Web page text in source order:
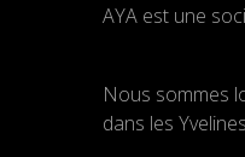
AYA est une
Nous sommes
dans les